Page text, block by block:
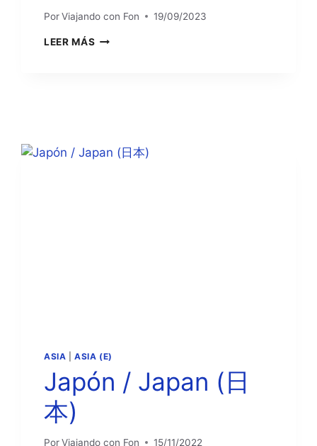
PorViajando con Fon 19/09/2023
LEER MÁS COREA
민
ASIA |ASIA (E)
Japón / Japan (日
本)
PorViajando con Fon 15/11/2022